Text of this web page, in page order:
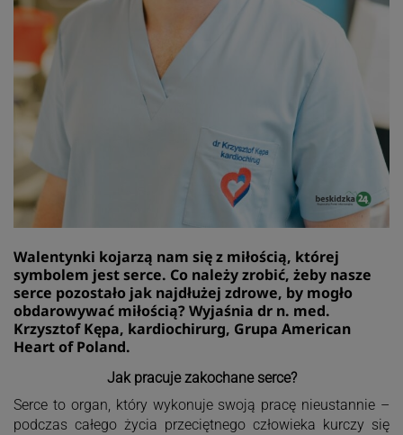
Walentynki kojarzą nam się z miłością, której
symbolem jest serce. Co należy zrobić, żeby nasze
serce pozostało jak najdłużej zdrowe, by mogło
obdarowywać miłością? Wyjaśnia dr n. med.
Krzysztof Kępa, kardiochirurg, Grupa American
Heart of Poland.
Jak pracuje zakochane serce?
Serce to organ, który wykonuje swoją pracę nieustannie –
podczas całego życia przeciętnego człowieka kurczy się